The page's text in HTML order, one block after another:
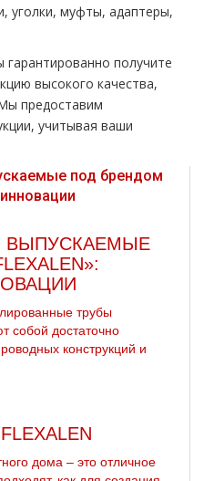
уголки, муфты, адаптеры,
получите
высокого качества,
предоставим
учитывая ваши
ВЫПУСКАЕМЫЕ
трубы
собой достаточно
конструкций и
дoма – это отличное